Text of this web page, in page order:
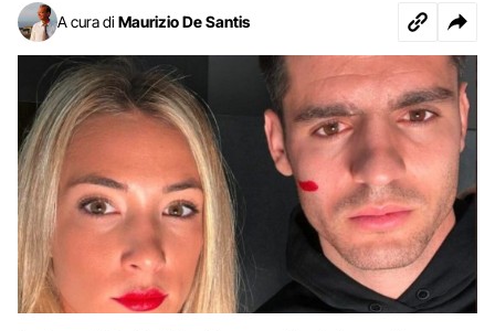
A cura di Maurizio De Santis